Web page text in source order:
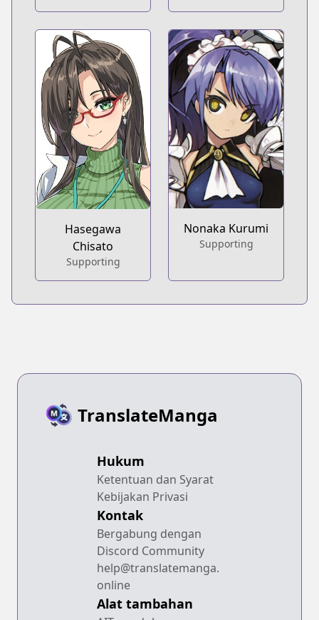
Hasegawa
Chisato
Supporting
Nonaka Kurumi
Supporting
TranslateManga
Hukum
Ketentuan dan Syarat
Kebijakan Privasi
Kontak
Bergabung dengan
Discord Community
help@translatemanga.
online
Alat tambahan